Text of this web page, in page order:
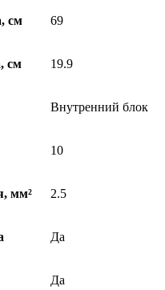
см 69
см 19.9
Внутренний блок
10
мм² 2.5
Да
Да